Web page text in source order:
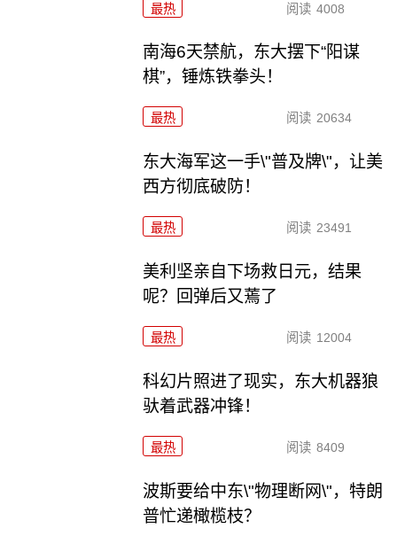
最热 阅读 4008
南海6天禁航，东大摆下“阳谋
棋”，锤炼铁拳头！
最热 阅读 20634
东大海军这一手\"普及牌\"，让美
西方彻底破防！
最热 阅读 23491
美利坚亲自下场救日元，结果
呢？回弹后又蔫了
最热 阅读 12004
科幻片照进了现实，东大机器狼
驮着武器冲锋！
最热 阅读 8409
波斯要给中东\"物理断网\"，特朗
普忙递橄榄枝？